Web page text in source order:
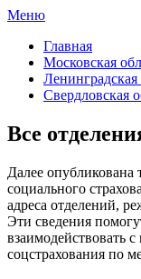
Меню
Главная
Московская
Ленинградская
Свердловская
Все
Далее
социального
адреса отделений,
Эти сведения
взаимодействовать с
соцстрахования по